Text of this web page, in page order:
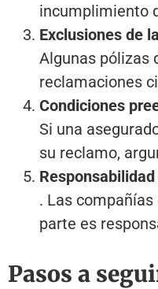
incumplimiento
Exclusiones de
Algunas pólizas
reclamaciones
Condiciones
Si una
su reclamo,
. Las
parte es
Pasos a